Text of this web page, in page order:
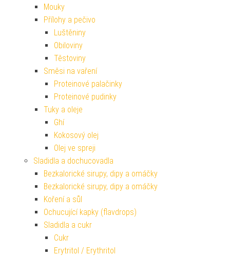
Mouky
Přílohy a pečivo
Luštěniny
Obiloviny
Těstoviny
Směsi na vaření
Proteinové palačinky
Proteinové pudinky
Tuky a oleje
Ghí
Kokosový olej
Olej ve spreji
Sladidla a dochucovadla
Bezkalorické sirupy, dipy a omáčky
Bezkalorické sirupy, dipy a omáčky
Koření a sůl
Ochucující kapky (flavdrops)
Sladidla a cukr
Cukr
Erytritol / Erythritol